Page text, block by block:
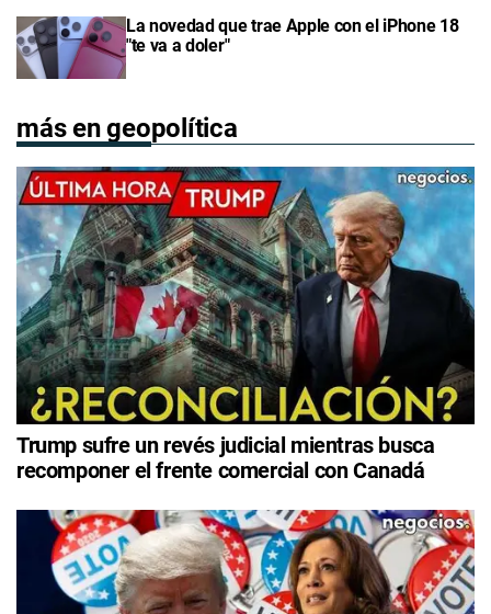
La novedad que trae Apple con el iPhone 18
"te va a doler"
más en geopolítica
Trump sufre un revés judicial mientras busca
recomponer el frente comercial con Canadá